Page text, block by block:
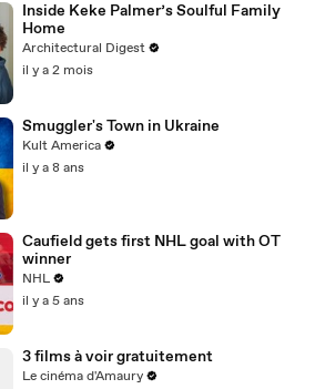
Inside Keke Palmer’s Soulful Family
Home
Architectural Digest
il y a 2 mois
Smuggler's Town in Ukraine
Kult America
il y a 8 ans
Caufield gets first NHL goal with OT
winner
NHL
il y a 5 ans
3 films à voir gratuitement
Le cinéma d'Amaury